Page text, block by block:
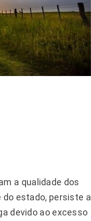
a qualidade dos
estado, persiste a
devido ao excesso